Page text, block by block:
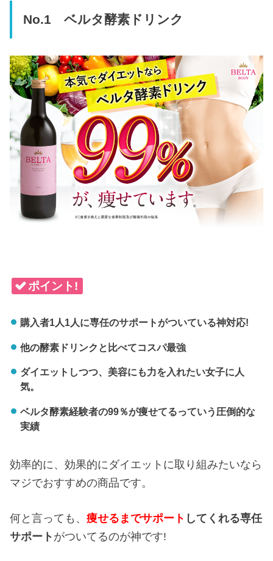
No.1 ベルタ酵素ドリンク
ポイント!
購入者1人1人に専任のサポートがついている神対応!
他の酵素ドリンクと比べてコスパ最強
ダイエットしつつ、美容にも力を入れたい女子に人
気。
ベルタ酵素経験者の99％が痩せてるっていう圧倒的な
実績
効率的に、効果的にダイエットに取り組みたいなら
マジでおすすめの商品です。
何と言っても、痩せるまでサポート してくれる専任
サポート がついてるのが神です!